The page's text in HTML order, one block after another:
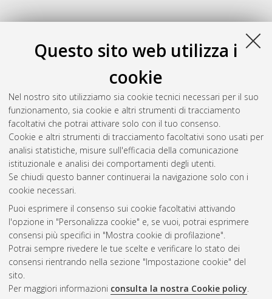
Questo sito web utilizza i
cookie
Nel nostro sito utilizziamo sia cookie tecnici necessari per il suo
funzionamento, sia cookie e altri strumenti di tracciamento
facoltativi che potrai attivare solo con il tuo consenso.
Cookie e altri strumenti di tracciamento facoltativi sono usati per
analisi statistiche, misure sull'efficacia della comunicazione
istituzionale e analisi dei comportamenti degli utenti.
Se chiudi questo banner continuerai la navigazione solo con i
cookie necessari.
Puoi esprimere il consenso sui cookie facoltativi attivando
l'opzione in "Personalizza cookie" e, se vuoi, potrai esprimere
consensi più specifici in "Mostra cookie di profilazione".
Potrai sempre rivedere le tue scelte e verificare lo stato dei
consensi rientrando nella sezione "Impostazione cookie" del
sito.
Per maggiori informazioni consulta la nostra Cookie policy.
24
Barilli, Chiara(2012) Lexis paidike. L'infanzia in Origene
[Dissertation thesis], Alma Mater Studiorum Università di
Bologna. Dottorato di ricerca inStoria: indirizzo "Studi religiosi:
scienze sociali e studi storici delle religioni", 24 Ciclo. DOI
10.6092/unibo/amsdottorato/4644.
Questa lista e' stata generata ilSat Aug 8 20:33:44 2026
Atom
Rss 1.0
Rss 2.0
ISSN: 2038-7946